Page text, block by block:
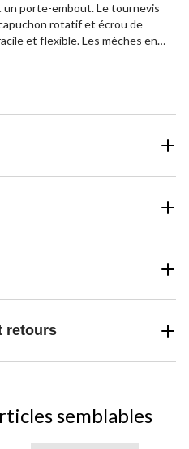
un porte-embout. Le tournevis
rotatif et écrou de
et flexible. Les mèches en
retours
semblables